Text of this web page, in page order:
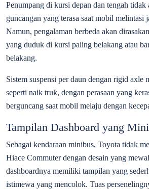
Penumpang di kursi depan dan tengah tidak
guncangan yang terasa saat mobil melintasi
Namun, pengalaman berbeda akan
yang duduk di kursi paling belakang atau
belakang.
Sistem suspensi per daun dengan rigid axle
seperti naik truk, dengan perasaan yang
berguncang saat mobil melaju dengan
Tampilan Dashboard yang
Sebagai kendaraan minibus, Toyota tidak
Hiace Commuter dengan desain yang
dashboardnya memiliki tampilan yang
istimewa yang mencolok. Tuas